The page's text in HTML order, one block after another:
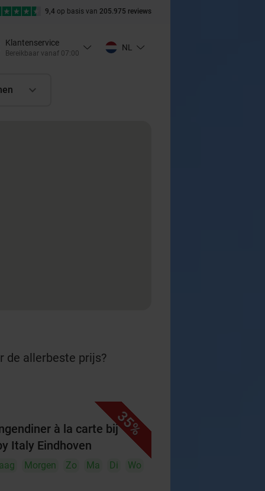
9,4 op basis van 205.975 reviews
Klantenservice
Bereikbaar vanaf 07:00
NL
de allerbeste prijs?
35%
à la carte bij
Italy Eindhoven
Morgen Zo Ma Di
Wo